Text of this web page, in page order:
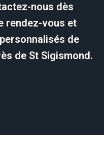
nous dès
rendez-vous et
de
de St Sigismond.